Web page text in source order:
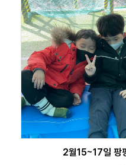
2월15~17일 팡